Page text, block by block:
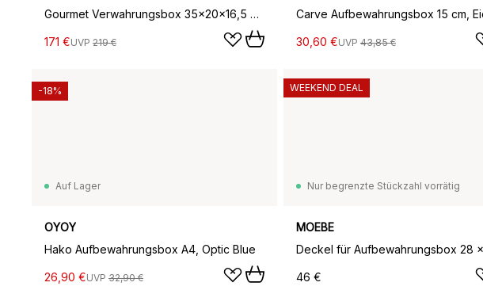
Gourmet Verwahrungsbox 35x20x16,5 cm, Oak
171 €UVP 219 €
Carve Aufbewahrungsbox 15 cm,
30,60 €UVP 43,85 €
Auf Lager
OYOY
Hako Aufbewahrungsbox A4, Optic Blue
26,90 €UVP 32,90 €
-18%
Nur begrenzte Stückzahl vorrätig
MOEBE
46 €
WEEKEND DEAL